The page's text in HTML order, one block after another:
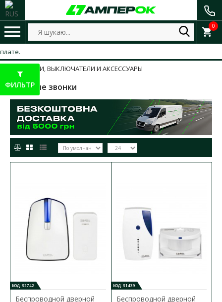
0
РОЗЕТКИ, ВЫКЛЮЧАТЕЛИ И АКСЕССУАРЫ
Дверные звонки
КОД: 32742
Беспроводной дверной
КОД: 31439
Беспроводной дверной
ФИЛЬТР